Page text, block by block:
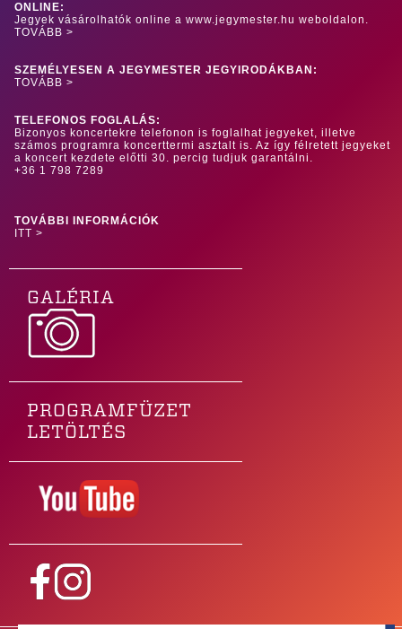
ONLINE:
Jegyek vásárolhatók online a www.jegymester.hu weboldalon.
TOVÁBB >
SZEMÉLYESEN A JEGYMESTER JEGYIRODÁKBAN:
TOVÁBB >
TELEFONOS FOGLALÁS:
Bizonyos koncertekre telefonon is foglalhat jegyeket, illetve
számos programra koncerttermi asztalt is. Az így félretett jegyeket
a koncert kezdete előtti 30. percig tudjuk garantálni.
+36 1 798 7289
TOVÁBBI INFORMÁCIÓK
ITT >
GALÉRIA
PROGRAMFÜZET
LETÖLTÉS